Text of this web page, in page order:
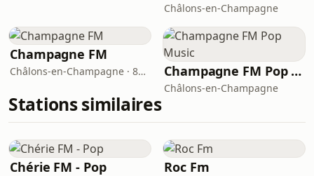
Châlons-en-Champagne
Champagne FM
Châlons-en-Champagne · 87.7 FM Champagne FM Pop Music
Châlons-en-Champagne
Stations similaires
Chérie FM - Pop Roc Fm